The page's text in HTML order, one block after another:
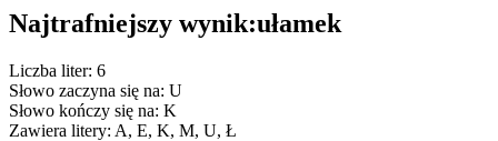
Najtrafniejszy wynik:ułamek
Liczba liter: 6
Słowo zaczyna się na: U
Słowo kończy się na: K
Zawiera litery: A, E, K, M, U, Ł